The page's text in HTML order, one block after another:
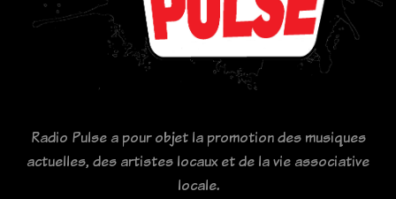
Radio Pulse a pour objet la promotion des musiques
actuelles, des artistes locaux et de la vie associative
locale.